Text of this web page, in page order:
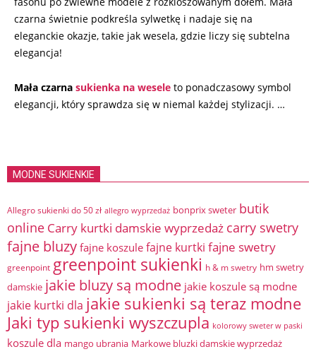
czarna świetnie podkreśla sylwetkę i nadaje się na
eleganckie okazje, takie jak wesela, gdzie liczy się subtelna
elegancja!
Mała czarna sukienka na wesele to ponadczasowy symbol
elegancji, który sprawdza się w niemal każdej stylizacji. …
MODNE SUKIENKIE
Allegro sukienki do 50 zł allegro wyprzedaż bonprix sweter butik
online Carry kurtki damskie wyprzedaż carry swetry
fajne bluzy fajne koszule fajne kurtki fajne swetry
greenpoint greenpoint sukienki h & m swetry hm swetry
damskie jakie bluzy są modne jakie koszule są modne
jakie kurtki dla jakie sukienki są teraz modne
Jaki typ sukienki wyszczupla kolorowy sweter w paski
koszule dla mango ubrania Markowe bluzki damskie wyprzedaż